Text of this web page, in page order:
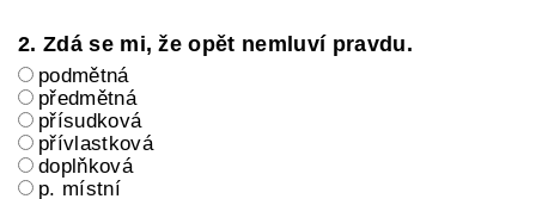
2. Zdá se mi, že opět nemluví pravdu.
podmětná
předmětná
přísudková
přívlastková
doplňková
p. místní